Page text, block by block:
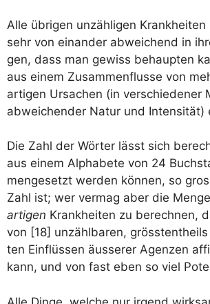
Alle übri­gen unzäh­li­gen Krank­hei­ten
sehr von ein­an­der abwei­chend in
gen, dass man gewiss behaup­ten
aus einem Zusam­men­flus­se von
ar­ti­gen Ursa­chen (in ver­schie­de­ner
abwei­chen­der Natur und Inten­si­tät)
Die Zahl der Wör­ter lässt sich
aus einem Alpha­be­te von 24
men­ge­setzt wer­den kön­nen, so
Zahl ist; wer ver­mag aber die
ar­ti­gen Krank­hei­ten zu berech­nen,
von [18] unzähl­ba­ren,
ten Ein­flüs­sen äus­se­rer Agen­zen
kann, und von fast eben so viel